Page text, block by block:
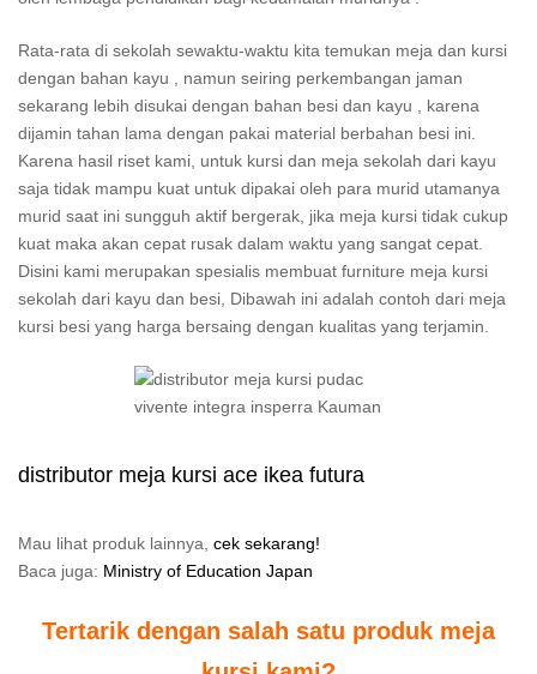
Rata-rata di sekolah sewaktu-waktu kita temukan meja dan kursi
dengan bahan kayu , namun seiring perkembangan jaman
sekarang lebih disukai dengan bahan besi dan kayu , karena
dijamin tahan lama dengan pakai material berbahan besi ini.
Karena hasil riset kami, untuk kursi dan meja sekolah dari kayu
saja tidak mampu kuat untuk dipakai oleh para murid utamanya
murid saat ini sungguh aktif bergerak, jika meja kursi tidak cukup
kuat maka akan cepat rusak dalam waktu yang sangat cepat.
Disini kami merupakan spesialis membuat furniture meja kursi
sekolah dari kayu dan besi, Dibawah ini adalah contoh dari meja
kursi besi yang harga bersaing dengan kualitas yang terjamin.
distributor meja kursi ace ikea futura
Mau lihat produk lainnya, cek sekarang!
Baca juga: Ministry of Education Japan
Tertarik dengan salah satu produk meja